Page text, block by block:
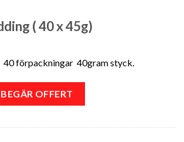
( 40 x 45g)
förpackningar 40gram styck.
BEGÄR OFFERT